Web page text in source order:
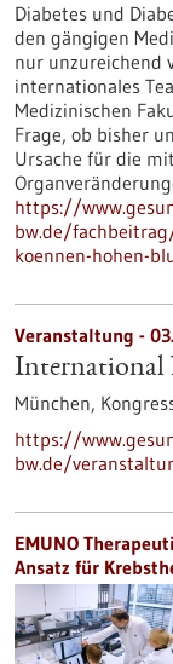
Diabetes und
den gängigen
nur unzureichend
internationales
Medizinischen
Frage, ob bisher
Ursache für die
https://
bw.de/
koennen-hohen-
Veranstaltung -
International
München,
https://
bw.de/
EMUNO
Ansatz für